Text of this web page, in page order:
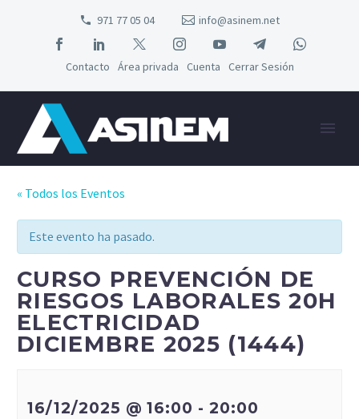
971 77 05 04 info@asinem.net
Contacto Área privada Cuenta Cerrar Sesión
« Todos los Eventos
Este evento ha pasado.
CURSO PREVENCIÓN DE
RIESGOS LABORALES 20H
ELECTRICIDAD
DICIEMBRE 2025 (1444)
16/12/2025 @ 16:00 -20:00